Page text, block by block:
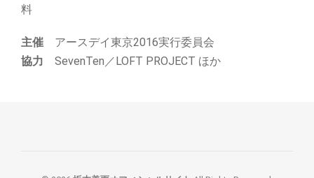
料
主催 アースデイ東京2016実行委員会
協力 SevenTen／LOFT PROJECT ほか